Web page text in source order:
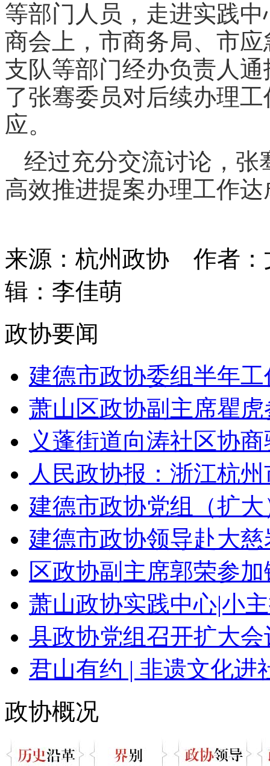
等部门人员，走进实践
商会上，市商务局、市
支队等部门经办负责人
了张骞委员对后续办理
应。
经过充分交流讨论，张
高效推进提案办理工作
来源：杭州政协 作者
辑：李佳萌
政协要闻
建德市政协委组半年
萧山区政协副主席瞿
义蓬街道向涛社区协
人民政协报：浙江杭
建德市政协党组（扩
建德市政协领导赴大
区政协副主席郭荣参
萧山政协实践中心|小
县政协党组召开扩大
君山有约 | 非遗文化进
政协概况